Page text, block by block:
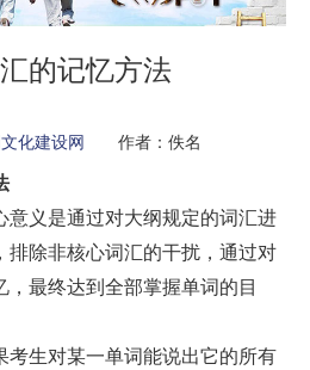
的记忆方法
化建设网 作者：佚名
义是通过对大纲规定的词汇进
排除非核心词汇的干扰，通过对
最终达到全部掌握单词的目
生对某一单词能说出它的所有